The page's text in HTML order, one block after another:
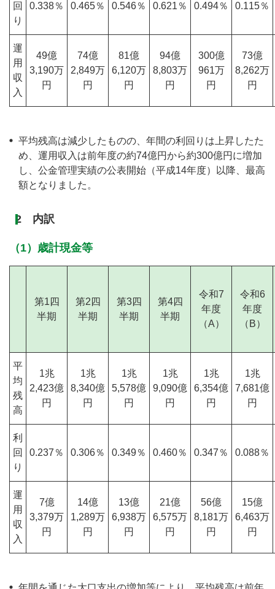
回
り
0.338％ 0.465％ 0.546％ 0.621％ 0.494％ 0.115％
運
用
収
入
49億
3,190万
円
74億
2,849万
円
81億
6,120万
円
94億
8,803万
円
300億
961万
円
73億
8,262万
円
平均残高は減少したものの、年間の利回りは上昇したた
め、運用収入は前年度の約74億円から約300億円に増加
し、公金管理実績の公表開始（平成14年度）以降、最高
額となりました。
2 内訳
（1）歳計現金等
第1四
半期
第2四
半期
第3四
半期
第4四
半期
令和7
年度
（A）
令和6
年度
（B）
平
均
残
高
1兆
2,423億
円
1兆
8,340億
円
1兆
5,578億
円
1兆
9,090億
円
1兆
6,354億
円
1兆
7,681億
円
利
回
り
0.237％ 0.306％ 0.349％ 0.460％ 0.347％ 0.088％
運
用
収
入
7億
3,379万
円
14億
1,289万
円
13億
6,938万
円
21億
6,575万
円
56億
8,181万
円
15億
6,463万
円